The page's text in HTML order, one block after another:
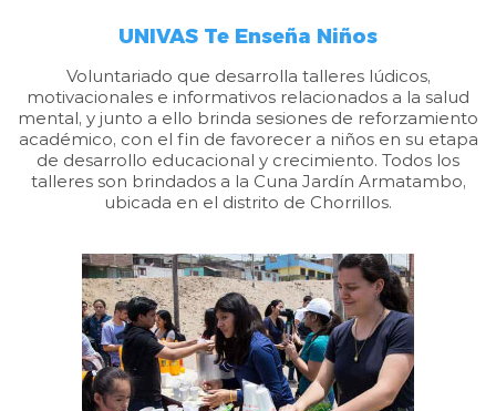
UNIVAS Te Enseña Niños
Voluntariado que desarrolla talleres lúdicos,
motivacionales e informativos relacionados a la salud
mental, y junto a ello brinda sesiones de reforzamiento
académico, con el fin de favorecer a niños en su etapa
de desarrollo educacional y crecimiento. Todos los
talleres son brindados a la Cuna Jardín Armatambo,
ubicada en el distrito de Chorrillos.